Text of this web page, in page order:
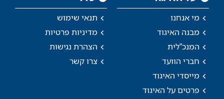
מי אנחנו
מבנה האיגוד
המנכ”לית
חברי הוועד
מייסדי האיגוד
פרטים על האיגוד
תנאי שימוש
מדיניות פרטיות
הצהרת נגישות
צרו קשר